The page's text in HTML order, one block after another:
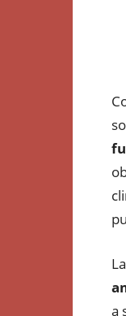
a